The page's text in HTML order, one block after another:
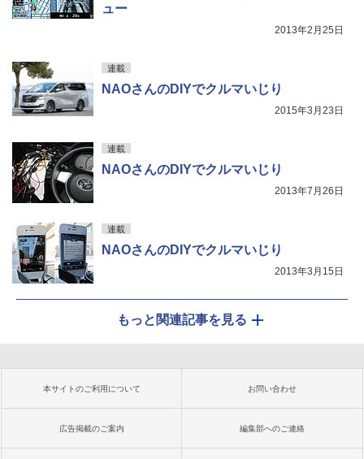
ュー
2013年2月25日
連載
NAOさんのDIYでクルマいじり
2015年3月23日
連載
NAOさんのDIYでクルマいじり
2013年7月26日
連載
NAOさんのDIYでクルマいじり
2013年3月15日
もっと関連記事を見る
本サイトのご利用について お問い合わせ
広告掲載のご案内 編集部へのご連絡